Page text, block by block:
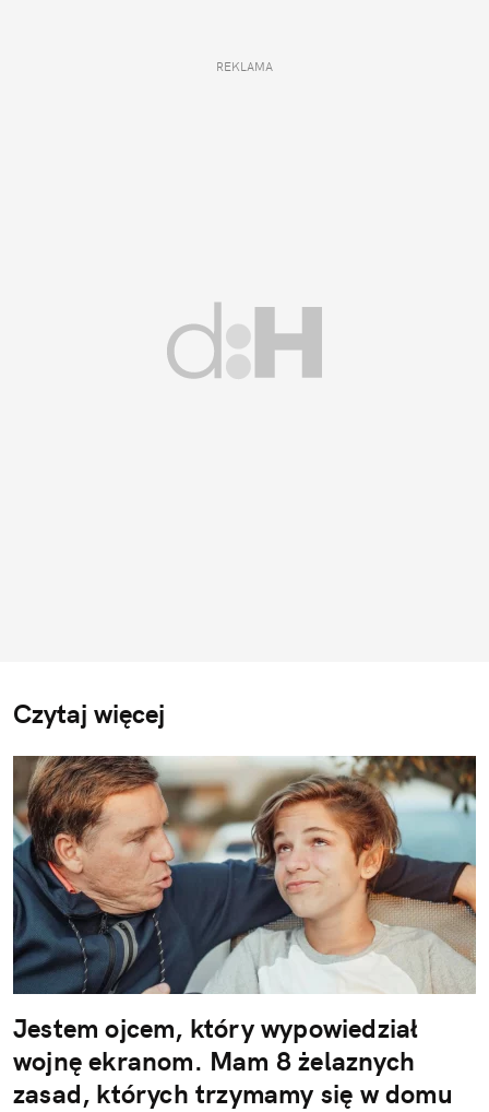
REKLAMA
Czytaj więcej
Jestem ojcem, który wypowiedział
wojnę ekranom. Mam 8 żelaznych
zasad, których trzymamy się w domu